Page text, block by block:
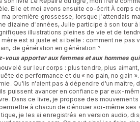
Elle et moi avons ensuite co-écrit À corps
première grossesse, lorsque j'attendais
dizaine d'années, Julie participe à son tour
illustrations pleines de vie et de
mère est si juste et si belle : comment ne pas
de génération en génération ?
vous apporter aux femmes et aux hommes
sur leur corps : plus tendre, plus
de performance et du « no pain, no gain ».
Qu'ils n'aient pas à dépendre d'un maître,
puissent avancer en confiance par eux-
Dans ce livre, je propose des
à chacun de dénouer soi-même ses
je les ai enregistrés en version audio,